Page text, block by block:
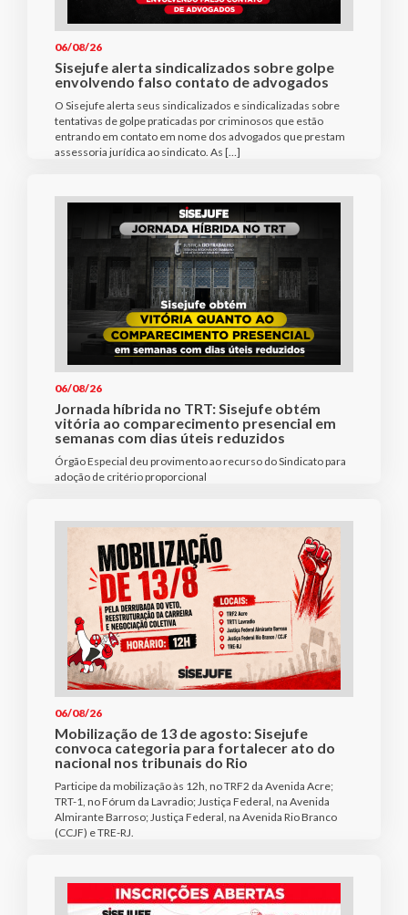
06/08/26
Sisejufe alerta sindicalizados sobre golpe
envolvendo falso contato de advogados
O Sisejufe alerta seus sindicalizados e sindicalizadas sobre
tentativas de golpe praticadas por criminosos que estão
entrando em contato em nome dos advogados que prestam
assessoria jurídica ao sindicato. As […]
06/08/26
Jornada híbrida no TRT: Sisejufe obtém
vitória ao comparecimento presencial em
semanas com dias úteis reduzidos
Órgão Especial deu provimento ao recurso do Sindicato para
adoção de critério proporcional
06/08/26
Mobilização de 13 de agosto: Sisejufe
convoca categoria para fortalecer ato do
nacional nos tribunais do Rio
Participe da mobilização às 12h, no TRF2 da Avenida Acre;
TRT-1, no Fórum da Lavradio; Justiça Federal, na Avenida
Almirante Barroso; Justiça Federal, na Avenida Rio Branco
(CCJF) e TRE-RJ.